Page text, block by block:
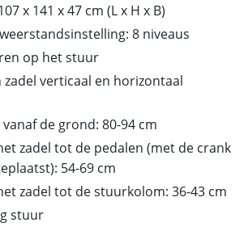
x 141 x 47 cm (L x H x B)
8 niveaus
op het stuur
zadel verticaal en horizontaal
de grond: 80-94 cm
zadel tot de pedalen (met de crank
54-69 cm
zadel tot de stuurkolom: 36-43 cm
stuur